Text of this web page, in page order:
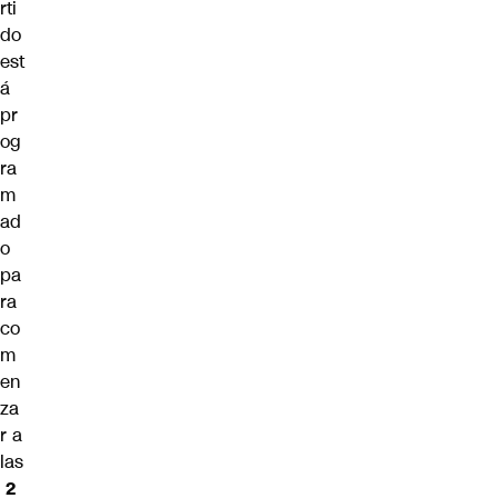
rti
do
est
á
pr
og
ra
m
ad
o
pa
ra
co
m
en
za
r a
las
2